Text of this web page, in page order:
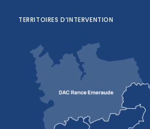
TERRITOIRES D’INTERVENTION